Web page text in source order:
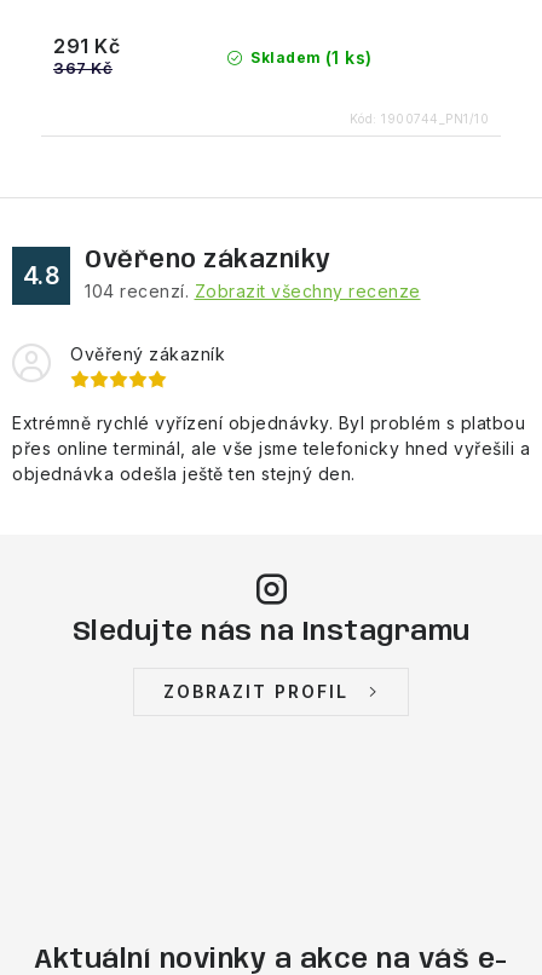
Skladem (1 ks)
291 Kč
367 Kč
Kód: 1900744_PN1/10
4.8
Ověřeno zákazníky
104 recenzí. Zobrazit všechny recenze
Ověřený zákazník
Extrémně rychlé vyřízení objednávky. Byl problém s platbou
přes online terminál, ale vše jsme telefonicky hned vyřešili a
objednávka odešla ještě ten stejný den.
Sledujte nás na Instagramu
ZOBRAZIT PROFIL
Aktuální novinky a akce na váš e-